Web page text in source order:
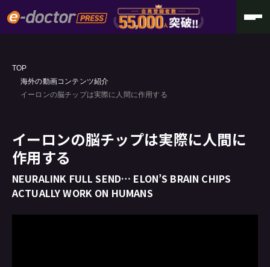
TOP
海外の動画コンテンツ紹介
イーロンの脳チップは実際に人間に作用する
イーロンの脳チップは実際に人間に
作用する
NEURALINK FULL SEND… ELON’S BRAIN CHIPS
ACTUALLY WORK ON HUMANS